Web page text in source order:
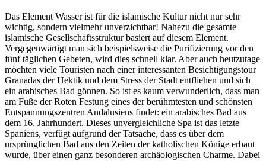
Das Element Wasser ist für die islamische Kultur nicht nur sehr
wichtig, sondern vielmehr unverzichtbar! Nahezu die gesamte
islamische Gesellschaftsstruktur basiert auf diesem Element.
Vergegenwärtigt man sich beispielsweise die Purifizierung vor den
fünf täglichen Gebeten, wird dies schnell klar. Aber auch heutzutage
möchten viele Touristen nach einer interessanten Besichtigungstour
Granadas der Hektik und dem Stress der Stadt entfliehen und sich
ein arabisches Bad gönnen. So ist es kaum verwunderlich, dass man
am Fuße der Roten Festung eines der berühmtesten und schönsten
Entspannungszentren Andalusiens findet: ein arabisches Bad aus
dem 16. Jahrhundert. Dieses unvergleichliche Spa ist das letzte
Spaniens, verfügt aufgrund der Tatsache, dass es über dem
ursprünglichen Bad aus den Zeiten der katholischen Könige erbaut
wurde, über einen ganz besonderen archäologischen Charme. Dabei